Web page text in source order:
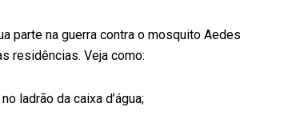
parte na guerra contra o mosquito Aedes
residências. Veja como:
ladrão da caixa d’água;